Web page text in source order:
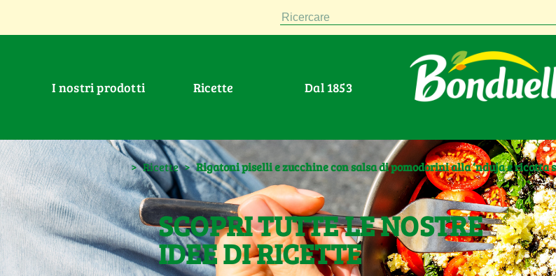
Ricercare
I nostri prodotti Ricette Dal 1853
> Ricette > Rigatoni piselli e zucchine con salsa di pomodorini alla ‘nduja e ricotta
SCOPRI TUTTE LE NOSTRE
IDEE DI RICETTE